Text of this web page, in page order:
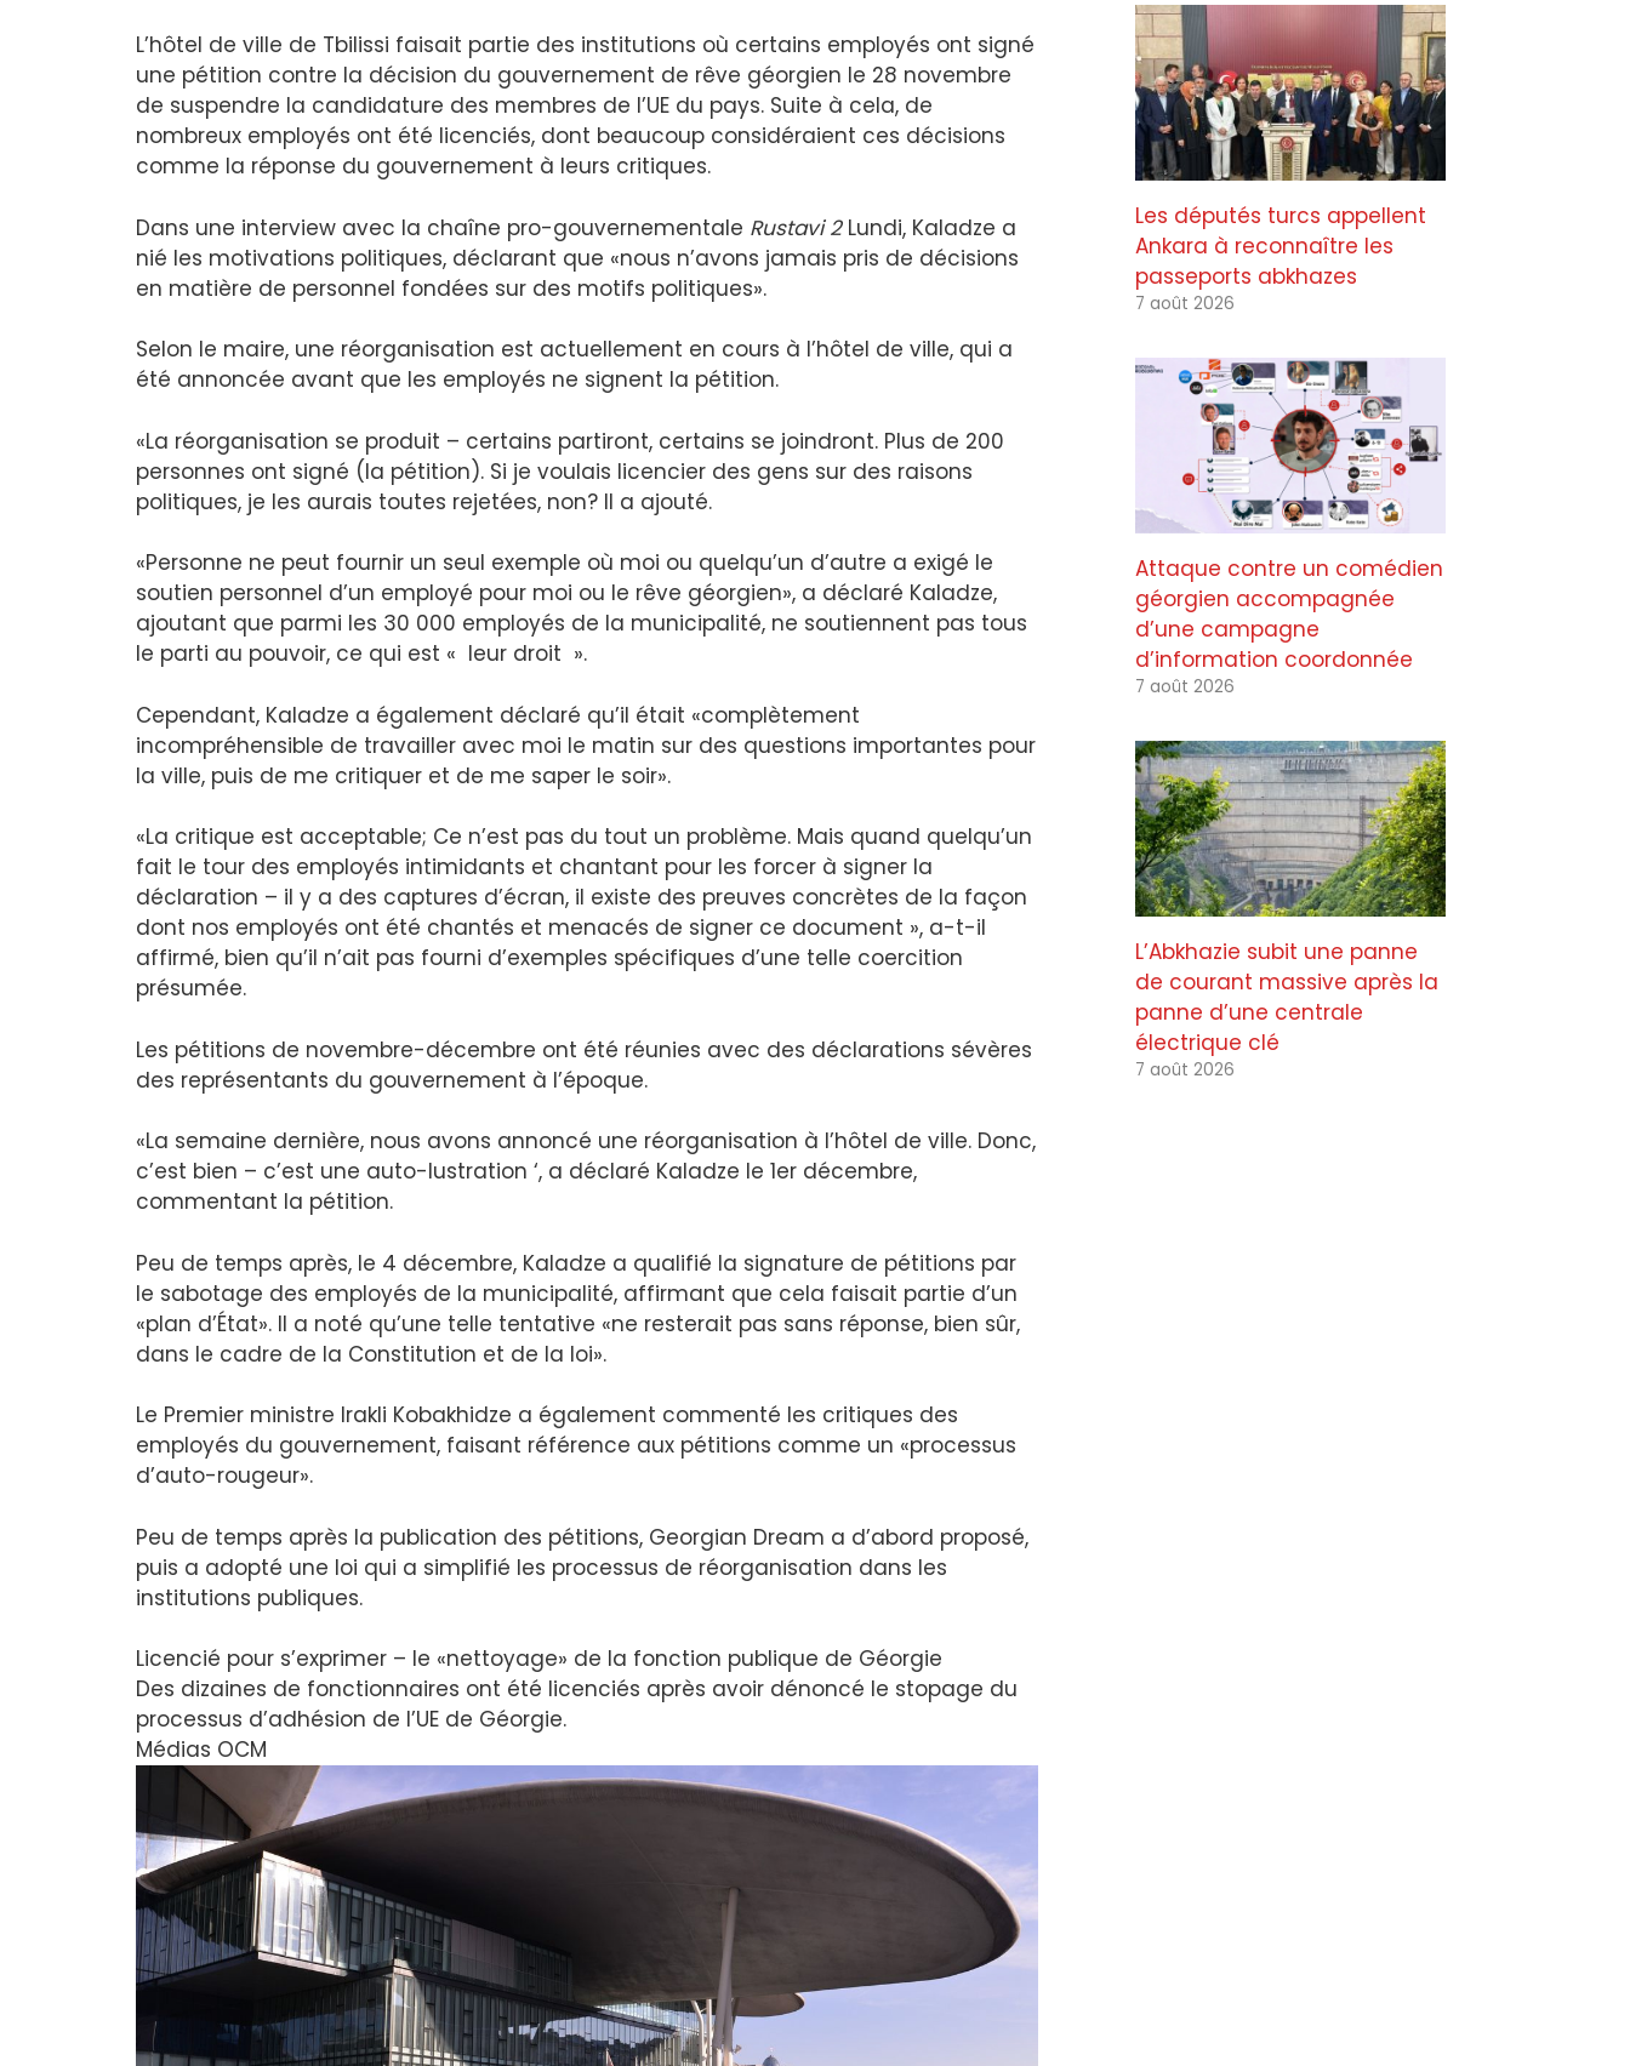
L’hôtel de ville de Tbilissi faisait partie des institutions où certains employés ont signé
une pétition contre la décision du gouvernement de rêve géorgien le 28 novembre
de suspendre la candidature des membres de l’UE du pays. Suite à cela, de
nombreux employés ont été licenciés, dont beaucoup considéraient ces décisions
comme la réponse du gouvernement à leurs critiques.
Dans une interview avec la chaîne pro-gouvernementale Rustavi 2Lundi, Kaladze a
nié les motivations politiques, déclarant que «nous n’avons jamais pris de décisions
en matière de personnel fondées sur des motifs politiques».
Selon le maire, une réorganisation est actuellement en cours à l’hôtel de ville, qui a
été annoncée avant que les employés ne signent la pétition.
«La réorganisation se produit – certains partiront, certains se joindront. Plus de 200
personnes ont signé (la pétition). Si je voulais licencier des gens sur des raisons
politiques, je les aurais toutes rejetées, non? Il a ajouté.
«Personne ne peut fournir un seul exemple où moi ou quelqu’un d’autre a exigé le
soutien personnel d’un employé pour moi ou le rêve géorgien», a déclaré Kaladze,
ajoutant que parmi les 30 000 employés de la municipalité, ne soutiennent pas tous
le parti au pouvoir, ce qui est « leur droit ».
Cependant, Kaladze a également déclaré qu’il était «complètement
incompréhensible de travailler avec moi le matin sur des questions importantes pour
la ville, puis de me critiquer et de me saper le soir».
«La critique est acceptable; Ce n’est pas du tout un problème. Mais quand quelqu’un
fait le tour des employés intimidants et chantant pour les forcer à signer la
déclaration – il y a des captures d’écran, il existe des preuves concrètes de la façon
dont nos employés ont été chantés et menacés de signer ce document », a-t-il
affirmé, bien qu’il n’ait pas fourni d’exemples spécifiques d’une telle coercition
présumée.
Les pétitions de novembre-décembre ont été réunies avec des déclarations sévères
des représentants du gouvernement à l’époque.
«La semaine dernière, nous avons annoncé une réorganisation à l’hôtel de ville. Donc,
c’est bien – c’est une auto-lustration ‘, a déclaré Kaladze le 1er décembre,
commentant la pétition.
Peu de temps après, le 4 décembre, Kaladze a qualifié la signature de pétitions par
le sabotage des employés de la municipalité, affirmant que cela faisait partie d’un
«plan d’État». Il a noté qu’une telle tentative «ne resterait pas sans réponse, bien sûr,
dans le cadre de la Constitution et de la loi».
Le Premier ministre Irakli Kobakhidze a également commenté les critiques des
employés du gouvernement, faisant référence aux pétitions comme un «processus
d’auto-rougeur».
Peu de temps après la publication des pétitions, Georgian Dream a d’abord proposé,
puis a adopté une loi qui a simplifié les processus de réorganisation dans les
institutions publiques.
Licencié pour s’exprimer – le «nettoyage» de la fonction publique de Géorgie
Des dizaines de fonctionnaires ont été licenciés après avoir dénoncé le stopage du
processus d’adhésion de l’UE de Géorgie.
Médias OCM
Les députés turcs appellent
Ankara à reconnaître les
passeports abkhazes
7 août 2026
Attaque contre un comédien
géorgien accompagnée
d’une campagne
d’information coordonnée
7 août 2026
L’Abkhazie subit une panne
de courant massive après la
panne d’une centrale
électrique clé
7 août 2026